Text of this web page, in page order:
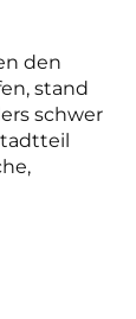
den
stand
schwer